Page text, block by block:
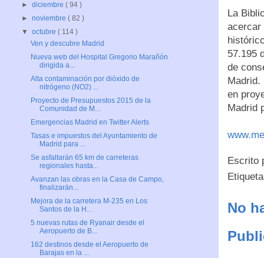
La
acercar
57.195
de
Madrid.
en
Madrid
Escrito
No
►diciembre( 94 )
►noviembre( 82 )
▼octubre( 114 )
Ven y descubre Madrid
Nueva web del Hospital Gregorio Marañón
dirigida a...
Alta contaminación por dióxido de
nitrógeno (NO2) ...
Proyecto de Presupuestos 2015 de la
Comunidad de M...
Emergencias Madrid en Twitter Alerts
Tasas e impuestos del Ayuntamiento de
Madrid para ...
Se asfaltarán 65 km de carreteras
regionales hasta...
Avanzan las obras en la Casa de Campo,
finalizarán...
Mejora de la carretera M-235 en Los
Santos de la H...
5 nuevas rutas de Ryanair desde el
Aeropuerto de B...
162 destinos desde el Aeropuerto de
Barajas en la ...